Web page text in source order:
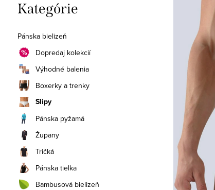
o
č
n
ý
p
a
n
e
l
Preskočiť
kategórie
Kategórie
Pánska bielizeň
Dopredaj kolekcií
Výhodné balenia
Boxerky a trenky
Slipy
Pánska pyžamá
Župany
Tričká
Pánska tielka
Bambusová bielizeň